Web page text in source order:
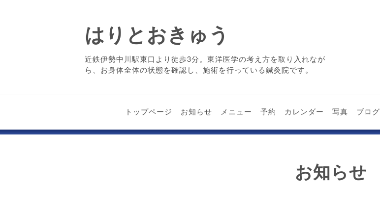
はりとおきゅう
近鉄伊勢中川駅東口より徒歩3分。東洋医学の考え方を取り入れなが
ら、お身体全体の状態を確認し、施術を行っている鍼灸院です。
トップページ お知らせ メニュー 予約 カレンダー 写真 ブログ
お知らせ